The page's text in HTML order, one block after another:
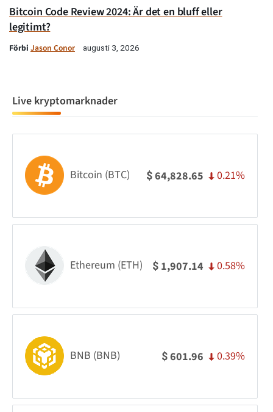
Bitcoin Code Review 2024: Är det en bluff eller
legitimt?
Förbi Jason Conor augusti 3, 2026
Live kryptomarknader
Bitcoin (BTC) $64,828.65 0.21%
Ethereum (ETH) $ 1,907.14 0.58%
BNB (BNB) $601.96 0.39%